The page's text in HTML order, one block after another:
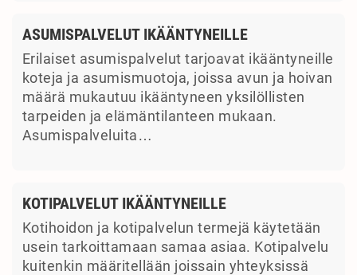
ASUMISPALVELUT IKÄÄNTYNEILLE
Erilaiset asumispalvelut tarjoavat ikääntyneille
koteja ja asumismuotoja, joissa avun ja hoivan
määrä mukautuu ikääntyneen yksilöllisten
tarpeiden ja elämäntilanteen mukaan.
Asumispalveluita…
KOTIPALVELUT IKÄÄNTYNEILLE
Kotihoidon ja kotipalvelun termejä käytetään
usein tarkoittamaan samaa asiaa. Kotipalvelu
kuitenkin määritellään joissain yhteyksissä